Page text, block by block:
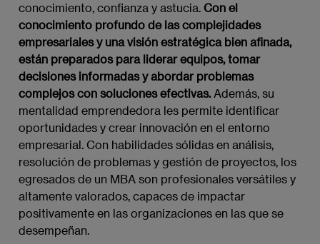
conocimiento, confianza y astucia. Con el
conocimiento profundo de las complejidades
empresariales y una visión estratégica bien afinada,
están preparados para liderar equipos, tomar
decisiones informadas y abordar problemas
complejos con soluciones efectivas.Además, su
mentalidad emprendedora les permite identificar
oportunidades y crear innovación en el entorno
empresarial. Con habilidades sólidas en análisis,
resolución de problemas y gestión de proyectos, los
egresados de un MBA son profesionales versátiles y
altamente valorados, capaces de impactar
positivamente en las organizaciones en las que se
desempeñan.